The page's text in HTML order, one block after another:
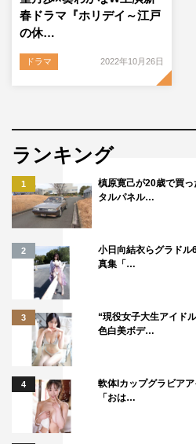
春ドラマ『ホリデイ～江戸
の休…
ドラマ 2022年10月26日
ランキング
1
槙原寛己が20歳で買
タルパネル…
2
小日向結衣らグラドル
真集「…
3
“現役女子大生アイド
色白美ボデ…
4
軟体Iカップグラビア
「おは…